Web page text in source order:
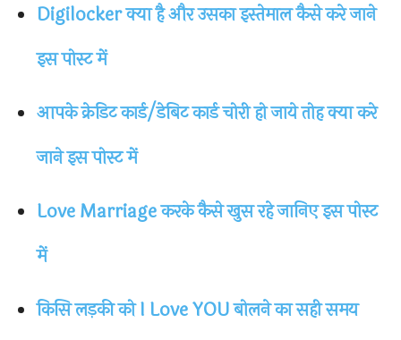
Digilocker क्या है और उसका इस्तेमाल कैसे करे जाने
इस पोस्ट में
आपके क्रेडिट कार्ड/डेबिट कार्ड चोरी हो जाये तोह क्या करे
जाने इस पोस्ट में
Love Marriage करके कैसे खुस रहे जानिए इस पोस्ट
में
किसि लड़की को I Love YOU बोलने का सही समय